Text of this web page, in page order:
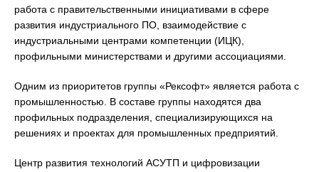
работа с правительственными инициативами в сфере
развития индустриального ПО, взаимодействие с
индустриальными центрами компетенции (ИЦК),
профильными министерствами и другими ассоциациями.
Одним из приоритетов группы «Рексофт» является работа с
промышленностью. В составе группы находятся два
профильных подразделения, специализирующихся на
решениях и проектах для промышленных предприятий.
Центр развития технологий АСУТП и цифровизации